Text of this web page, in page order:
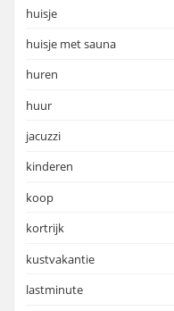
huisje
huisje met sauna
huren
huur
jacuzzi
kinderen
koop
kortrijk
kustvakantie
lastminute